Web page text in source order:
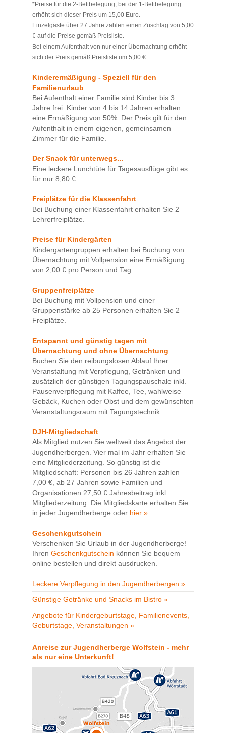
*Preise für die 2-Bettbelegung, bei der 1-Bettbelegung
erhöht sich dieser Preis um 15,00 Euro.
Einzelgäste über 27 Jahre zahlen einen Zuschlag von 5,00
€ auf die Preise gemäß Preisliste.
Bei einem Aufenthalt von nur einer Übernachtung erhöht
sich der Preis gemäß Preisliste um 5,00 €.
Kinderermäßigung - Speziell für den
Familienurlaub
Bei Aufenthalt einer Familie sind Kinder bis 3
Jahre frei. Kinder von 4 bis 14 Jahren erhalten
eine Ermäßigung von 50%. Der Preis gilt für den
Aufenthalt in einem eigenen, gemeinsamen
Zimmer für die Familie.
Der Snack für unterwegs...
Eine leckere Lunchtüte für Tagesausflüge gibt es
für nur 8,80 €.
Freiplätze für die Klassenfahrt
Bei Buchung einer Klassenfahrt erhalten Sie 2
Lehrerfreiplätze.
Preise für Kindergärten
Kindergartengruppen erhalten bei Buchung von
Übernachtung mit Vollpension eine Ermäßigung
von 2,00 € pro Person und Tag.
Gruppenfreiplätze
Bei Buchung mit Vollpension und einer
Gruppenstärke ab 25 Personen erhalten Sie 2
Freiplätze.
Entspannt und günstig tagen mit
Übernachtung und ohne Übernachtung
Buchen Sie den reibungslosen Ablauf Ihrer
Veranstaltung mit Verpflegung, Getränken und
zusätzlich der günstigen Tagungspauschale inkl.
Pausenverpflegung mit Kaffee, Tee, wahlweise
Gebäck, Kuchen oder Obst und dem gewünschten
Veranstaltungsraum mit Tagungstechnik.
DJH-Mitgliedschaft
Als Mitglied nutzen Sie weltweit das Angebot der
Jugendherbergen. Vier mal im Jahr erhalten Sie
eine Mitgliederzeitung. So günstig ist die
Mitgliedschaft: Personen bis 26 Jahren zahlen
7,00 €, ab 27 Jahren sowie Familien und
Organisationen 27,50 € Jahresbeitrag inkl.
Mitgliederzeitung. Die Mitgliedskarte erhalten Sie
in jeder Jugendherberge oder hier »
Geschenkgutschein
Verschenken Sie Urlaub in der Jugendherberge!
Ihren Geschenkgutschein können Sie bequem
online bestellen und direkt ausdrucken.
Leckere Verpflegung in den Jugendherbergen »
Günstige Getränke und Snacks im Bistro »
Angebote für Kindergeburtstage, Familienevents,
Geburtstage, Veranstaltungen »
Anreise zur Jugendherberge Wolfstein - mehr
als nur eine Unterkunft!